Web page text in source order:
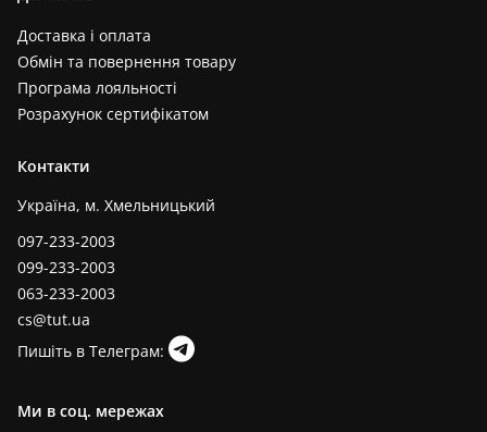
Доставка і оплата
Обмін та повернення товару
Програма лояльності
Розрахунок сертифікатом
Контакти
Україна, м. Хмельницький
097-233-2003
099-233-2003
063-233-2003
cs@tut.ua
Пишіть в Телеграм:
Ми в соц. мережах